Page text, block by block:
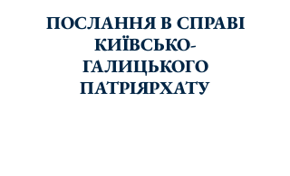
ПОСЛАННЯ В СПРАВІ
КИЇВСЬКО-
ГАЛИЦЬКОГО
ПАТРІЯРХАТУ